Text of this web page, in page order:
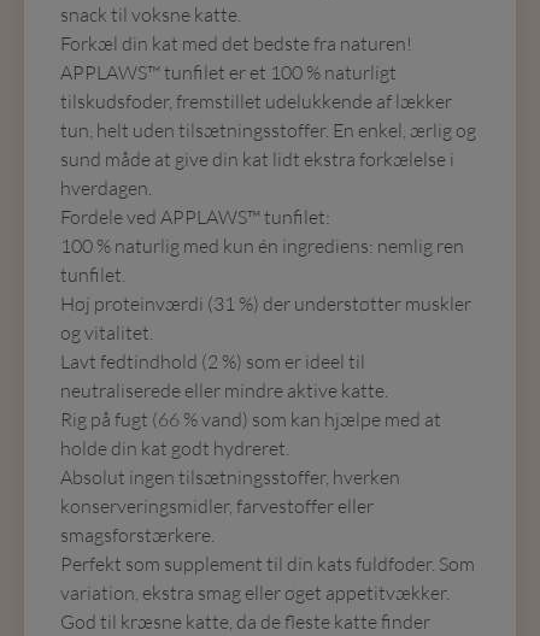
snack til voksne katte.
Forkæl din kat med det bedste fra naturen!
APPLAWS™ tunfilet er et 100 % naturligt
tilskudsfoder, fremstillet udelukkende af lækker
tun, helt uden tilsætningsstoffer. En enkel, ærlig og
sund måde at give din kat lidt ekstra forkælelse i
hverdagen.
Fordele ved APPLAWS™ tunfilet:
100 % naturlig med kun én ingrediens: nemlig ren
tunfilet.
Høj proteinværdi (31 %) der understøtter muskler
og vitalitet.
Lavt fedtindhold (2 %) som er ideel til
neutraliserede eller mindre aktive katte.
Rig på fugt (66 % vand) som kan hjælpe med at
holde din kat godt hydreret.
Absolut ingen tilsætningsstoffer, hverken
konserveringsmidler, farvestoffer eller
smagsforstærkere.
Perfekt som supplement til din kats fuldfoder. Som
variation, ekstra smag eller øget appetitvækker.
God til kræsne katte, da de fleste katte finder